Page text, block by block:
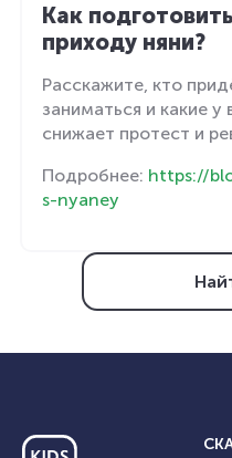
Как
приходу няни?
Расскажите, кто
заниматься и какие
снижает протест и
Подробнее: https://
s-nyaney